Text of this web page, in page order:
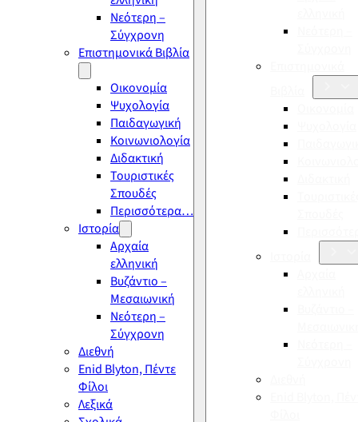
Νεότερη –
Σύγχρονη
Επιστημονικά Βιβλία
Οικονομία
Ψυχολογία
Παιδαγωγική
Κοινωνιολογία
Διδακτική
Τουριστικές
Σπουδές
Περισσότερα…
Ιστορία
Αρχαία
ελληνική
Βυζάντιο –
Μεσαιωνική
Νεότερη –
Σύγχρονη
Διεθνή
Enid Blyton, Πέντε
Φίλοι
Λεξικά